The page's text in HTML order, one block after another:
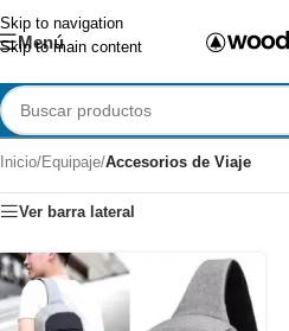
Skip to navigation
Skip to main content
Menú
Inicio/Equipaje/Accesorios de Viaje
Ver barra lateral